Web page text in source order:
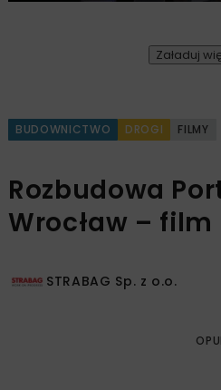
Załaduj
BUDOWNICTWO DROGI FILMY
Rozbudowa
Wrocław – film
STRABAG Sp. z o.o.